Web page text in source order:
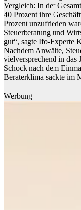
Vergleich: In der
40 Prozent ihre
Prozent unzufrieden
Steuerberatung und
gut“, sagte Ifo-Experte
Nachdem Anwälte,
vielversprechend in das
Schock nach dem
Beraterklima sackte im
Werbung